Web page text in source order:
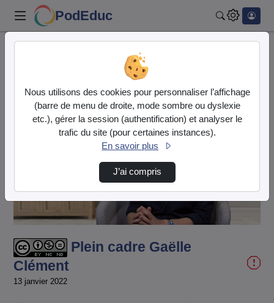
PodEduc
Plein cadre Gaëlle Clément
Lire
la
vidéo
Plein cadre Gaëlle
Clément
13 janvier 2022
Nous utilisons des cookies pour personnaliser l’affichage
(barre de menu de droite, mode sombre ou dyslexie
etc.), gérer la session (authentification) et analyser le
trafic du site (pour certaines instances).
En savoir plus
J’ai compris